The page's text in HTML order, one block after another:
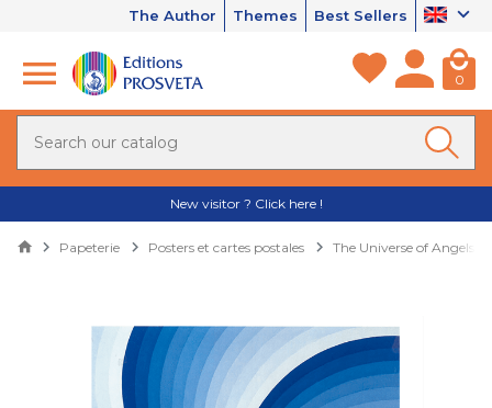
The Author Themes Best Sellers
0
New visitor ? Click here !
Papeterie Posters et cartes postales The Universe of Angels